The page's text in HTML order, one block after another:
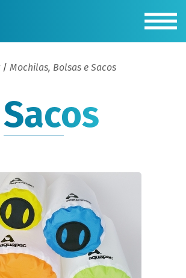
/ Mochilas, Bolsas e Sacos
Sacos